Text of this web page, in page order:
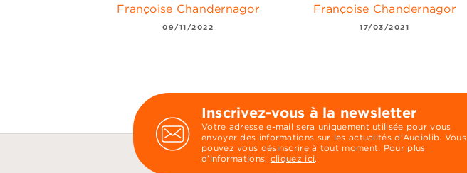
Françoise Chandernagor
09/11/2022
Françoise Chandernagor
17/03/2021
Inscrivez-vous à la newsletter
Votre adresse e-mail sera uniquement utilisée pour vous
envoyer des informations sur les actualités d'Audiolib. Vous
pouvez vous désinscrire à tout moment. Pour plus
d’informations, cliquez ici.